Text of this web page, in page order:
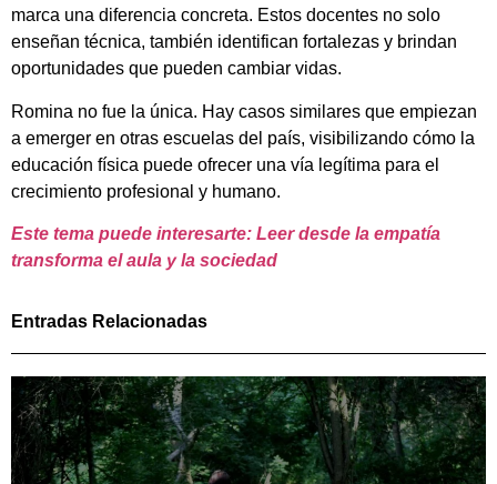
marca una diferencia concreta. Estos docentes no solo
enseñan técnica, también identifican fortalezas y brindan
oportunidades que pueden cambiar vidas.
Romina no fue la única. Hay casos similares que empiezan
a emerger en otras escuelas del país, visibilizando cómo la
educación física puede ofrecer una vía legítima para el
crecimiento profesional y humano.
Este tema puede interesarte: Leer desde la empatía
transforma el aula y la sociedad
Entradas Relacionadas